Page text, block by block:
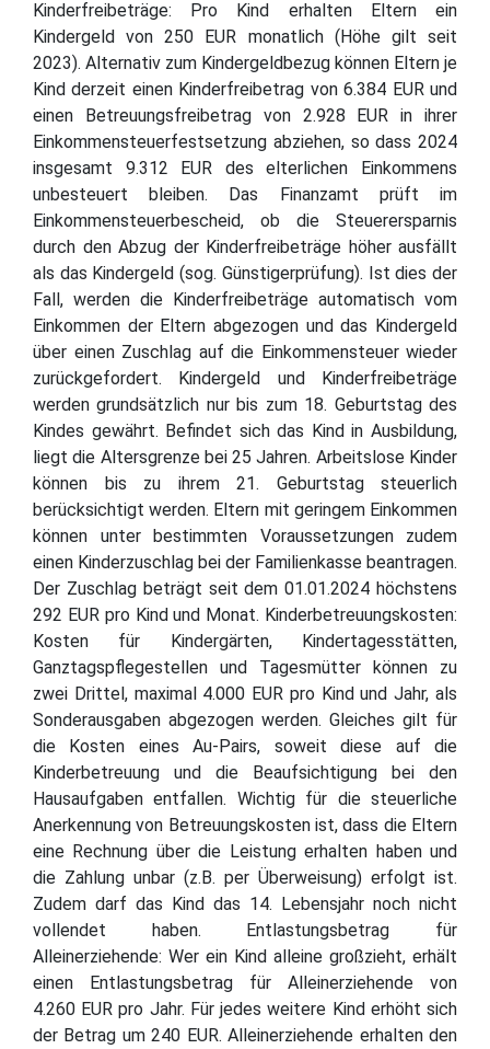
Kinderfreibeträge: Pro Kind erhalten Eltern ein
Kindergeld von 250 EUR monatlich (Höhe gilt seit
2023). Alternativ zum Kindergeldbezug können Eltern je
Kind derzeit einen Kinderfreibetrag von 6.384 EUR und
einen Betreuungsfreibetrag von 2.928 EUR in ihrer
Einkommensteuerfestsetzung abziehen, so dass 2024
insgesamt 9.312 EUR des elterlichen Einkommens
unbesteuert bleiben. Das Finanzamt prüft im
Einkommensteuerbescheid, ob die Steuerersparnis
durch den Abzug der Kinderfreibeträge höher ausfällt
als das Kindergeld (sog. Günstigerprüfung). Ist dies der
Fall, werden die Kinderfreibeträge automatisch vom
Einkommen der Eltern abgezogen und das Kindergeld
über einen Zuschlag auf die Einkommensteuer wieder
zurückgefordert. Kindergeld und Kinderfreibeträge
werden grundsätzlich nur bis zum 18. Geburtstag des
Kindes gewährt. Befindet sich das Kind in Ausbildung,
liegt die Altersgrenze bei 25 Jahren. Arbeitslose Kinder
können bis zu ihrem 21. Geburtstag steuerlich
berücksichtigt werden. Eltern mit geringem Einkommen
können unter bestimmten Voraussetzungen zudem
einen Kinderzuschlag bei der Familienkasse beantragen.
Der Zuschlag beträgt seit dem 01.01.2024 höchstens
292 EUR pro Kind und Monat. Kinderbetreuungskosten:
Kosten für Kindergärten, Kindertagesstätten,
Ganztagspflegestellen und Tagesmütter können zu
zwei Drittel, maximal 4.000 EUR pro Kind und Jahr, als
Sonderausgaben abgezogen werden. Gleiches gilt für
die Kosten eines Au-Pairs, soweit diese auf die
Kinderbetreuung und die Beaufsichtigung bei den
Hausaufgaben entfallen. Wichtig für die steuerliche
Anerkennung von Betreuungskosten ist, dass die Eltern
eine Rechnung über die Leistung erhalten haben und
die Zahlung unbar (z.B. per Überweisung) erfolgt ist.
Zudem darf das Kind das 14. Lebensjahr noch nicht
vollendet haben. Entlastungsbetrag für
Alleinerziehende: Wer ein Kind alleine großzieht, erhält
einen Entlastungsbetrag für Alleinerziehende von
4.260 EUR pro Jahr. Für jedes weitere Kind erhöht sich
der Betrag um 240 EUR. Alleinerziehende erhalten den